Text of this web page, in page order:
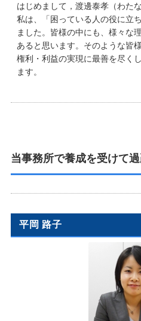
はじめまして，渡邊泰孝（わた
私は、「困っている人の役に立
ました。皆様の中にも、様々な
あると思います。そのような皆
権利・利益の実現に最善を尽く
ます。
当事務所で養成を受けて
平岡 路子